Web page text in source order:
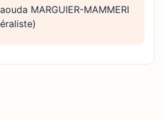
MARGUIER-MAMMERI